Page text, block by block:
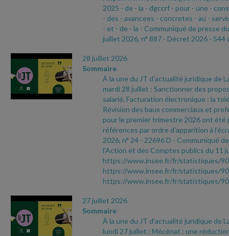
2025 - de - la - dgccrf - pour - une -
- des - avancees - concretes - au -
- et - de - la - Communiqué de presse
juillet 2026, n° 887 - Décret 2026 - 544
28 juillet 2026
Sommaire
À la une du JT d’actualité juridique de
mardi 28 juillet : Sanctionner des
salarié, Facturation électronique : la
Révision des baux commerciaux et
pour le premier trimestre 2026 ont été
références par ordre d’apparition à
2026, n° 24 - 22696 D - Communiqué
l’Action et des Comptes publics du 11
https://www.insee.fr/fr/statistiques/
https://www.insee.fr/fr/statistiques/
https://www.insee.fr/fr/statistiques/
27 juillet 2026
Sommaire
À la une du JT d’actualité juridique de
lundi 27 juillet : Mécénat : une